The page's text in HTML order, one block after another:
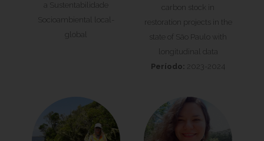
a Sustentabilidade
Socioambiental local-
global
carbon stock in
restoration projects in the
state of São Paulo with
longitudinal data
Período: 2023-2024